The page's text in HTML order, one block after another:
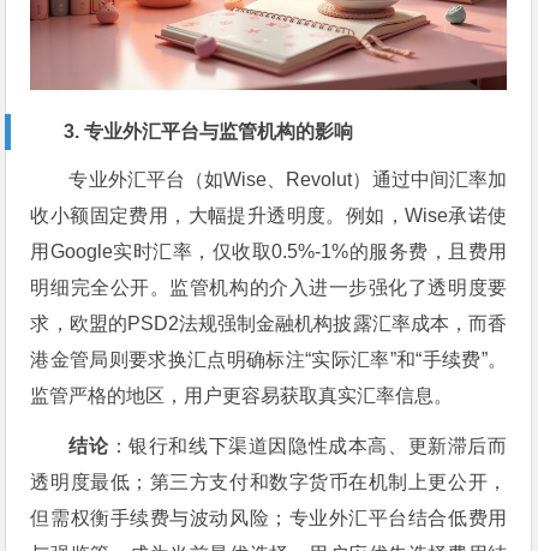
3. 专业外汇平台与监管机构的影响
专业外汇平台（如Wise、Revolut）通过中间汇率加
收小额固定费用，大幅提升透明度。例如，Wise承诺使
用Google实时汇率，仅收取0.5%-1%的服务费，且费用
明细完全公开。监管机构的介入进一步强化了透明度要
求，欧盟的PSD2法规强制金融机构披露汇率成本，而香
港金管局则要求换汇点明确标注“实际汇率”和“手续费”。
监管严格的地区，用户更容易获取真实汇率信息。
结论：银行和线下渠道因隐性成本高、更新滞后而
透明度最低；第三方支付和数字货币在机制上更公开，
但需权衡手续费与波动风险；专业外汇平台结合低费用